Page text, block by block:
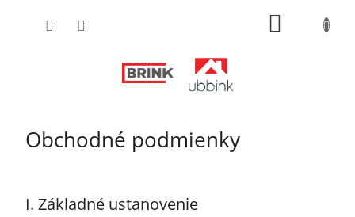
Obchodné podmienky
I.Základné ustanovenie